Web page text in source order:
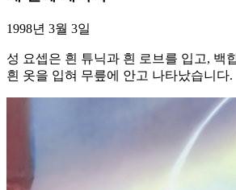
1998년 3월 3일
성 요셉은 흰 튜닉과 흰 로브를 입고, 백
흰 옷을 입혀 무릎에 안고 나타났습니다.